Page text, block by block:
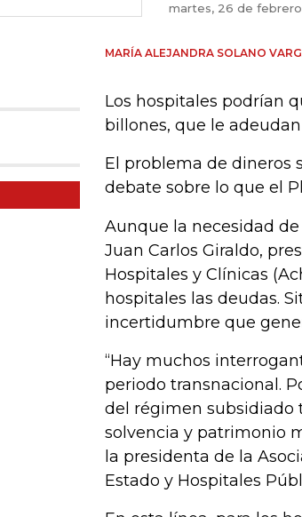
martes, 26 de febrero
MARÍA ALEJANDRA SOLANO
Los hospitales podrían
billones, que le
El problema de dineros
debate sobre lo que el
Aunque la necesidad
Juan Carlos Giraldo,
Hospitales y Clínicas
hospitales las deudas.
incertidumbre que
“Hay muchos
periodo transnacional.
del régimen subsidiado
solvencia y patrimonio
la presidenta de la
Estado y Hospitales